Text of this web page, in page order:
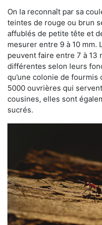
On la reconnaît par sa
teintes de rouge ou brun
affublés de petite tête et
mesurer entre 9 à 10 mm.
peuvent faire entre 7 à 13
différentes selon leurs
qu’une colonie de
5000 ouvrières qui
cousines, elles sont
sucrés.